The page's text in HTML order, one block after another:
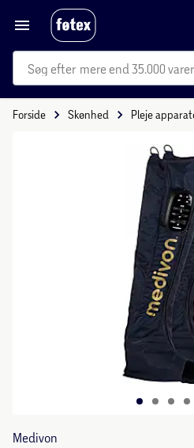
mere end 35.000 varer
Forside Skønhed Pleje
Medivon